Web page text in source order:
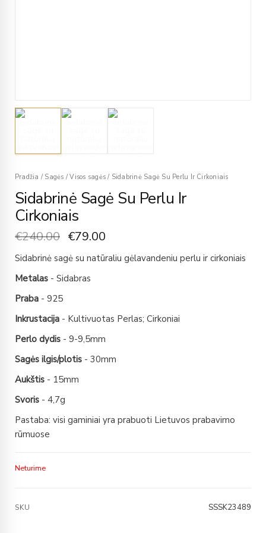
Pradžia / Sagės / Visos sagės /Sidabrinė Sagė Su Perlu Ir Cirkoniais
Sidabrinė Sagė Su Perlu Ir
Cirkoniais
€240.00 €79.00
Sidabrinė sagė su natūraliu gėlavandeniu perlu ir cirkoniais
Metalas - Sidabras
Praba - 925
Inkrustacija - Kultivuotas Perlas; Cirkoniai
Perlo dydis - 9-9,5mm
Sagės ilgis/plotis - 30mm
Aukštis - 15mm
Svoris - 4,7g
Pastaba: visi gaminiai yra prabuoti Lietuvos prabavimo
rūmuose
Neturime
SKU SSSK23489